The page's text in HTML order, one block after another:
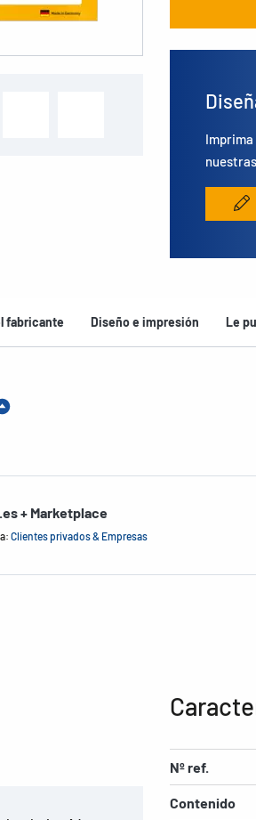
fabricante Diseño e impresión Le
+ Marketplace
Clientes privados & Empresas
Nº ref.
Contenido